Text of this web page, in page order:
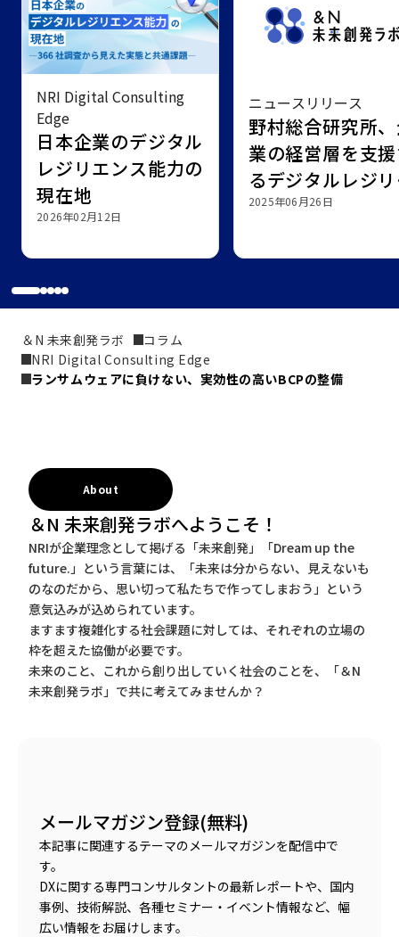
NRI Digital Consulting
Edge
日本企業のデジタル
レジリエンス能力の
現在地
2026年02月12日
ニュースリリース
野村総合研究所
業の経営層を支
るデジタルレジ
ンス強靭化サー
2025年06月26日
＆N 未来創発ラボ
コラム
NRI Digital Consulting Edge
ランサムウェアに負けない、実効性の高いBCPの整備
About
＆N 未来創発ラボへようこそ！
NRIが企業理念として掲げる「未来創発」「Dream up the
future.」という言葉には、「未来は分からない、見えないも
のなのだから、思い切って私たちで作ってしまおう」という
意気込みが込められています。
ますます複雑化する社会課題に対しては、それぞれの立場の
枠を超えた協働が必要です。
未来のこと、これから創り出していく社会のことを、「＆N
未来創発ラボ」で共に考えてみませんか？
メールマガジン登録(無料)
本記事に関連するテーマのメールマガジンを配信中で
す。
DXに関する専門コンサルタントの最新レポートや、国内
事例、技術解説、各種セミナー・イベント情報など、幅
広い情報をお届けします。